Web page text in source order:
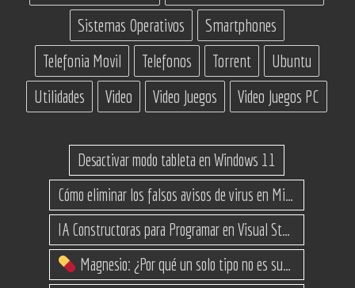
Sistemas Operativos
Smartphones
Telefonia Movil
Telefonos Torrent
Ubuntu
Utilidades
Video Video Juegos Video Juegos PC
Desactivar modo tableta en Windows 11
Cómo eliminar los falsos avisos de virus en Microsoft Edge
IA Constructoras para Programar en Visual Studio con C#
Magnesio: ¿Por qué un solo tipo no es suficiente? (Guía de variantes)